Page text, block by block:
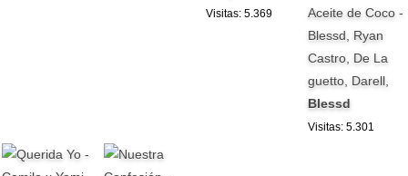
Visitas: 5.369
Aceite de Coco -
Blessd, Ryan
Castro, De La
guetto, Darell,
Blessd
Visitas: 5.301